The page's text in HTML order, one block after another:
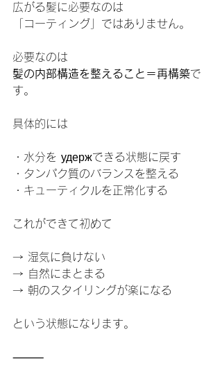
広がる髪に必要なのは
「コーティング」ではありません。
必要なのは
髪の内部構造を整えること＝再構築で
す。
具体的には
・水分を удержできる状態に戻す
・タンパク質のバランスを整える
・キューティクルを正常化する
これができて初めて
→ 湿気に負けない
→ 自然にまとまる
→ 朝のスタイリングが楽になる
という状態になります。
⸻